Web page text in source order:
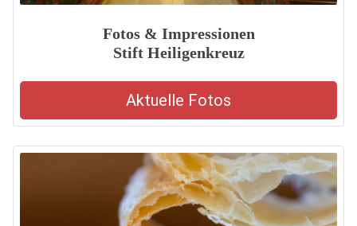
Fotos & Impressionen
Stift Heiligenkreuz
Aktuelle Fotos